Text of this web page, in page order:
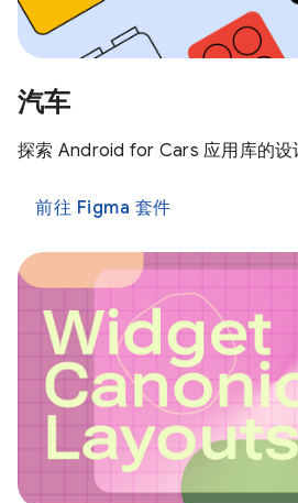
汽车
探索 Android for Cars 应用库的设
前往 Figma 套件